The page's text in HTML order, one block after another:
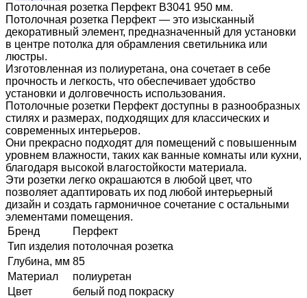
Потолочная розетка Перфект B3041 950 мм.
Потолочная розетка Перфект — это изысканный
декоративный элемент, предназначенный для установки
в центре потолка для обрамления светильника или
люстры.
Изготовленная из полиуретана, она сочетает в себе
прочность и легкость, что обеспечивает удобство
установки и долговечность использования.
Потолочные розетки Перфект доступны в разнообразных
стилях и размерах, подходящих для классических и
современных интерьеров.
Они прекрасно подходят для помещений с повышенным
уровнем влажности, таких как ванные комнаты или кухни,
благодаря высокой влагостойкости материала.
Эти розетки легко окрашаются в любой цвет, что
позволяет адаптировать их под любой интерьерный
дизайн и создать гармоничное сочетание с остальными
элементами помещения.
Бренд
Перфект
Тип изделия потолочная розетка
Глубина, мм 85
Материал
полиуретан
Цвет
белый под покраску